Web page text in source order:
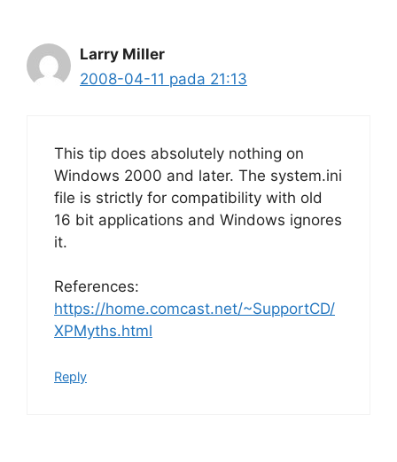
Larry Miller
2008-04-11 pada 21:13
This tip does absolutely nothing on
Windows 2000 and later. The system.ini
file is strictly for compatibility with old
16 bit applications and Windows ignores
it.
References:
https://home.comcast.net/~SupportCD/
XPMyths.html
Reply